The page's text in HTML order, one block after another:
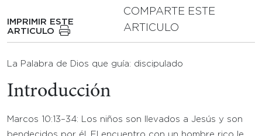
IMPRIMIR ESTE
ARTICULO
COMPARTE ESTE
ARTICULO
La Palabra de Dios que guía: discipulado
Introducción
Marcos 10:13–34: Los niños son llevados a Jesús y son